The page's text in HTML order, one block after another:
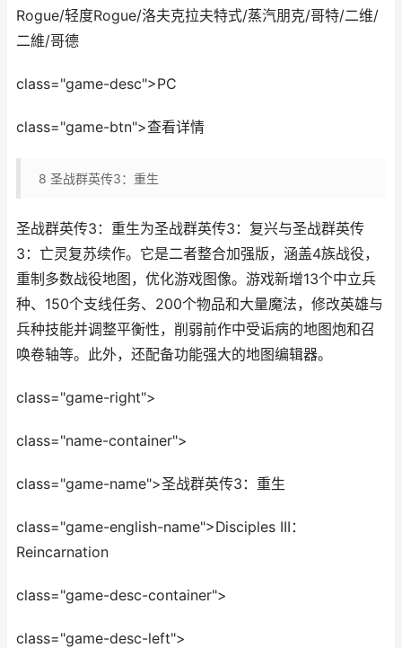
Rogue/轻度Rogue/洛夫克拉夫特式/蒸汽朋克/哥特/二维/
二維/哥德
class="game-desc">PC
class="game-btn">查看详情
8 圣战群英传3：重生
圣战群英传3：重生为圣战群英传3：复兴与圣战群英传
3：亡灵复苏续作。它是二者整合加强版，涵盖4族战役，
重制多数战役地图，优化游戏图像。游戏新增13个中立兵
种、150个支线任务、200个物品和大量魔法，修改英雄与
兵种技能并调整平衡性，削弱前作中受诟病的地图炮和召
唤卷轴等。此外，还配备功能强大的地图编辑器。
class="game-right">
class="name-container">
class="game-name">圣战群英传3：重生
class="game-english-name">Disciples III：
Reincarnation
class="game-desc-container">
class="game-desc-left">